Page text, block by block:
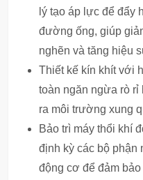
lý tạo áp lực để đẩy
đường ống, giúp
nghẽn và tăng hiệu
Thiết kế kín khít với
toàn ngăn ngừa rò rỉ
ra môi trường xung
Bảo trì máy thổi khí
định kỳ các bộ phận
động cơ để đảm